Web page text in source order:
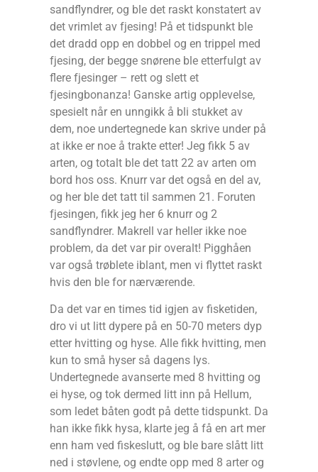
sandflyndrer, og ble det raskt konstatert av
det vrimlet av fjesing! På et tidspunkt ble
det dradd opp en dobbel og en trippel med
fjesing, der begge snørene ble etterfulgt av
flere fjesinger – rett og slett et
fjesingbonanza! Ganske artig opplevelse,
spesielt når en unngikk å bli stukket av
dem, noe undertegnede kan skrive under på
at ikke er noe å trakte etter! Jeg fikk 5 av
arten, og totalt ble det tatt 22 av arten om
bord hos oss. Knurr var det også en del av,
og her ble det tatt til sammen 21. Foruten
fjesingen, fikk jeg her 6 knurr og 2
sandflyndrer. Makrell var heller ikke noe
problem, da det var pir overalt! Pigghåen
var også trøblete iblant, men vi flyttet raskt
hvis den ble for nærværende.
Da det var en times tid igjen av fisketiden,
dro vi ut litt dypere på en 50-70 meters dyp
etter hvitting og hyse. Alle fikk hvitting, men
kun to små hyser så dagens lys.
Undertegnede avanserte med 8 hvitting og
ei hyse, og tok dermed litt inn på Hellum,
som ledet båten godt på dette tidspunkt. Da
han ikke fikk hysa, klarte jeg å få en art mer
enn ham ved fiskeslutt, og ble bare slått litt
ned i støvlene, og endte opp med 8 arter og